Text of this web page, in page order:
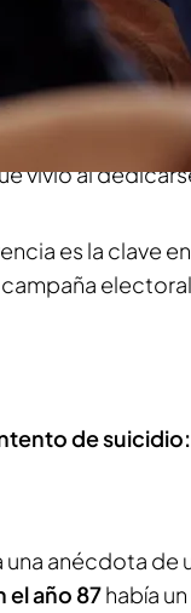
años fue
es la tercera vez
más
vivió al
es la clave
de
una anécdota de
el año 87había